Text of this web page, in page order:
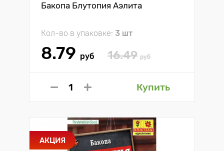
Бакопа Блутопия Аэлита
Кол-во в упаковке: 3 шт
8.79 руб 16.49 руб
Купить
АКЦИЯ